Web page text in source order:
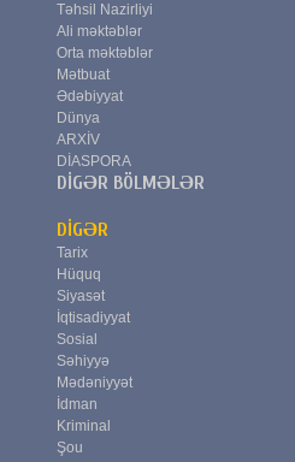
Təhsil Nazirliyi
Ali məktəblər
Orta məktəblər
Mətbuat
Ədəbiyyat
Dünya
ARXİV
DİASPORA
DİGƏR BÖLMƏLƏR
DİGƏR
Tarix
Hüquq
Siyasət
İqtisadiyyat
Sosial
Səhiyyə
Mədəniyyət
İdman
Kriminal
Şou